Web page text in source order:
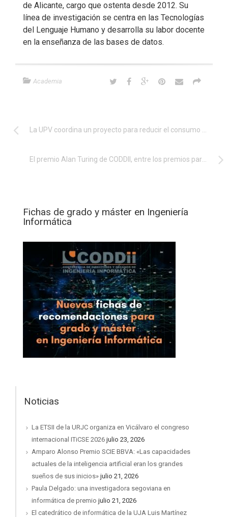
de Alicante, cargo que ostenta desde 2012. Su
línea de investigación se centra en las Tecnologías
del Lenguaje Humano y desarrolla su labor docente
en la enseñanza de las bases de datos.
Academia
Fichas de grado y máster en Ingeniería
Informática
Noticias
La ETSII de la URJC organiza en Vicálvaro el congreso
internacional ITiCSE 2026 julio 23, 2026
Amparo Alonso Premio SCIE BBVA: «Las capacidades
actuales de la inteligencia artificial eran los grandes
sueños de sus inicios» julio 21, 2026
Paula Delgado: una investigadora segoviana en
informática de premio julio 21, 2026
El catedrático de informática de la UJA Luis Martínez